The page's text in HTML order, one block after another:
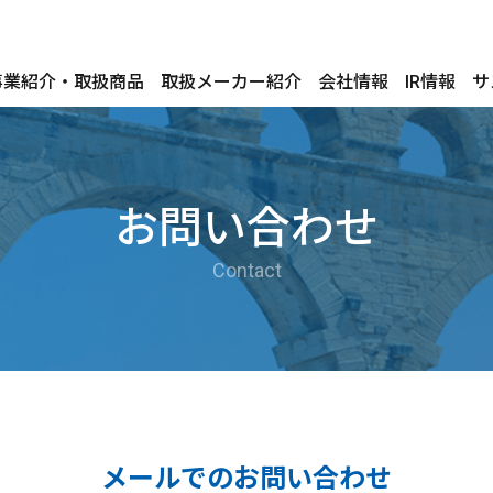
紹介・取扱商品 取扱メーカー紹介 会社情報 IR情報
お問い合わせ
Contact
メールでのお問い合わせ